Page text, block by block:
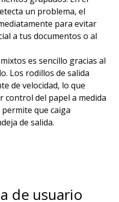
un problema, el
para evitar
a tus documentos o al
es sencillo gracias al
Los rodillos de salida
de velocidad, lo que
control del papel a medida
que caiga
de salida.
de usuario